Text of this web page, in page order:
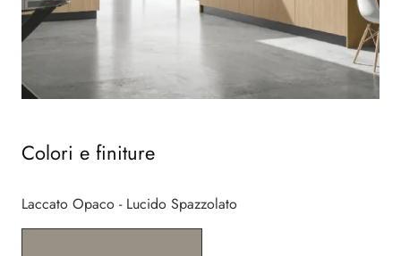
Colori e finiture
Laccato Opaco - Lucido Spazzolato